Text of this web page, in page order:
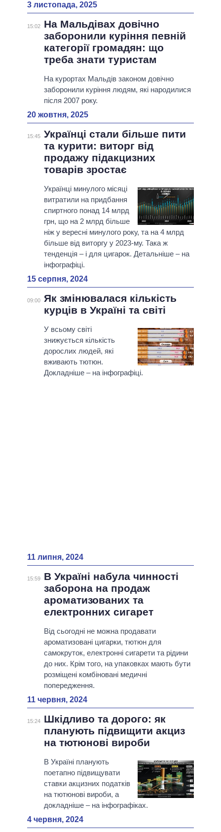
3 листопада, 2025
15:02
На Мальдівах довічно
заборонили куріння певній
категорії громадян: що
треба знати туристам
На курортах Мальдів законом довічно
заборонили куріння людям, які народилися
після 2007 року.
20 жовтня, 2025
15:45 Українці стали більше пити
та курити: виторг від
продажу підакцизних
товарів зростає
Українці минулого місяці
витратили на придбання
спиртного понад 14 млрд
грн, що на 2 млрд більше
ніж у вересні минулого року, та на 4 млрд
більше від виторгу у 2023-му. Така ж
тенденція – і для цигарок. Детальніше – на
інфографіці.
15 серпня, 2024
09:00
Як змінювалася кількість
курців в Україні та світі
У всьому світі
знижується кількість
дорослих людей, які
вживають тютюн.
Докладніше – на інфографіці.
11 липня, 2024
15:59
В Україні набула чинності
заборона на продаж
ароматизованих та
електронних сигарет
Від сьогодні не можна продавати
ароматизовані цигарки, тютюн для
самокруток, електронні сигарети та рідини
до них. Крім того, на упаковках мають бути
розміщені комбіновані медичні
попередження.
11 червня, 2024
15:24
Шкідливо та дорого: як
планують підвищити акциз
на тютюнові вироби
В Україні планують
поетапно підвищувати
ставки акцизних податків
на тютюнові вироби, а
докладніше – на інфографіках.
4 червня, 2024